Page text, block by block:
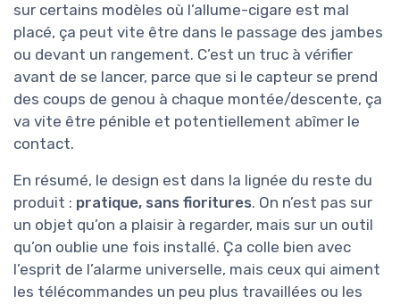
sur certains modèles où l’allume-cigare est mal
placé, ça peut vite être dans le passage des jambes
ou devant un rangement. C’est un truc à vérifier
avant de se lancer, parce que si le capteur se prend
des coups de genou à chaque montée/descente, ça
va vite être pénible et potentiellement abîmer le
contact.
En résumé, le design est dans la lignée du reste du
produit : pratique, sans fioritures. On n’est pas sur
un objet qu’on a plaisir à regarder, mais sur un outil
qu’on oublie une fois installé. Ça colle bien avec
l’esprit de l’alarme universelle, mais ceux qui aiment
les télécommandes un peu plus travaillées ou les